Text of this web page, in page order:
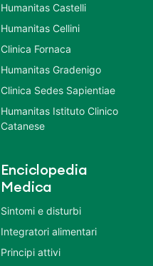
Humanitas Castelli
Humanitas Cellini
Clinica Fornaca
Humanitas Gradenigo
Clinica Sedes Sapientiae
Humanitas Istituto Clinico
Catanese
Enciclopedia
Medica
Sintomi e disturbi
Integratori alimentari
Principi attivi